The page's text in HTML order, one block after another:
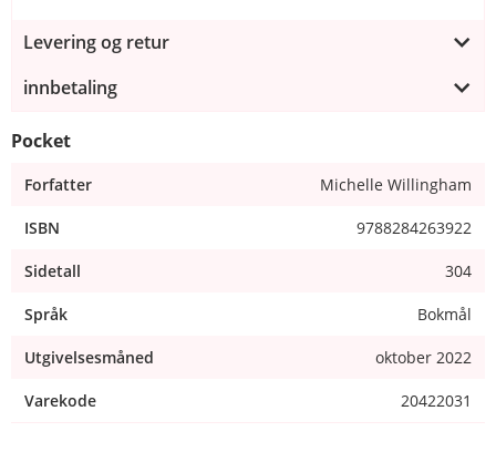
Levering og retur
innbetaling
Pocket
Forfatter Michelle Willingham
ISBN 9788284263922
Sidetall 304
Språk Bokmål
Utgivelsesmåned oktober 2022
Varekode 20422031